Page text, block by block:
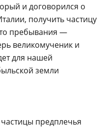
и договорился о
получить частицу
пребывания —
великомученик и
для нашей
земли
предплечья